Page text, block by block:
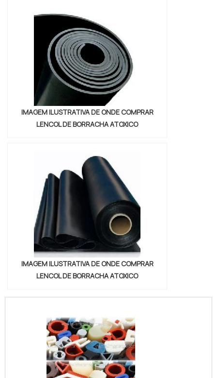
industriais, o lençol de borracha co...
IMAGEM ILUSTRATIVA DE ONDE COMPRAR
LENCOL DE BORRACHA ATOXICO
IMAGEM ILUSTRATIVA DE ONDE COMPRAR
LENCOL DE BORRACHA ATOXICO